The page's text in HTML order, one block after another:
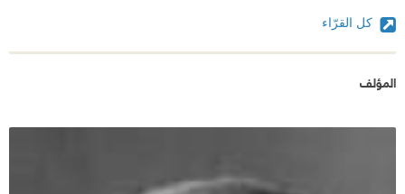
كل القرّاء
المؤلف